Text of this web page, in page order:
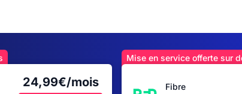
24,99€/mois
Mise en service offerte sur
Fibre